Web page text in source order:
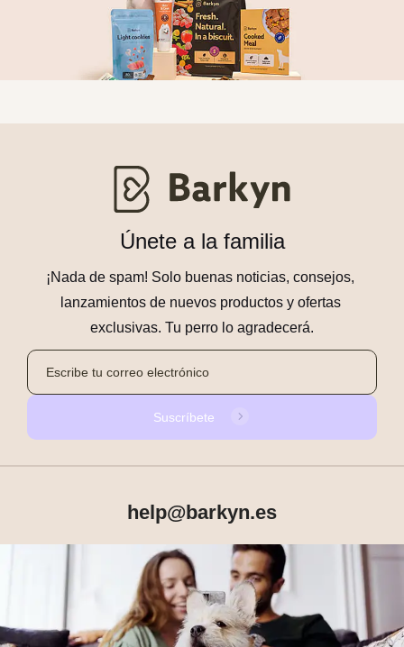
Únete a la familia
¡Nada de spam! Solo buenas noticias, consejos,
lanzamientos de nuevos productos y ofertas
exclusivas. Tu perro lo agradecerá.
Suscríbete
help@barkyn.es